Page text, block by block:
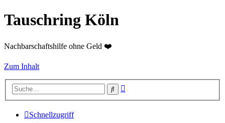
Tauschring Köln
Nachbarschaftshilfe ohne Geld ❤️
Zum Inhalt
Suche
Schnellzugriff